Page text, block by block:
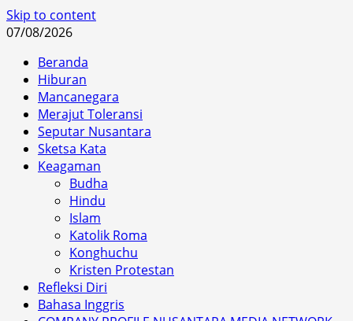
Skip to content
07/08/2026
Beranda
Hiburan
Mancanegara
Merajut Toleransi
Seputar Nusantara
Sketsa Kata
Keagaman
Budha
Hindu
Islam
Katolik Roma
Konghuchu
Kristen Protestan
Refleksi Diri
Bahasa Inggris